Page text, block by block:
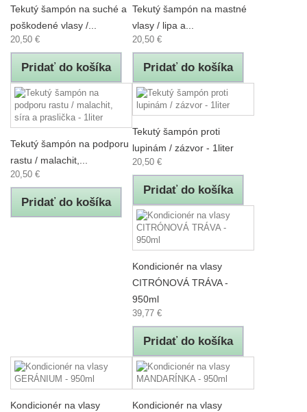
Tekutý šampón na suché a
poškodené vlasy /...
20,50 €
Pridať do košíka
Tekutý šampón na mastné
vlasy / lipa a...
20,50 €
Pridať do košíka
Tekutý šampón na podporu
rastu / malachit,...
20,50 €
Pridať do košíka
Tekutý šampón proti
lupinám / zázvor - 1liter
20,50 €
Pridať do košíka
Kondicionér na vlasy
CITRÓNOVÁ TRÁVA -
950ml
39,77 €
Pridať do košíka
Kondicionér na vlasy
Kondicionér na vlasy